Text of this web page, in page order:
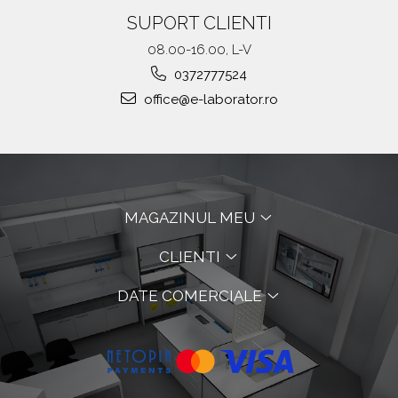
SUPORT CLIENTI
08.00-16.00, L-V
0372777524
office@e-laborator.ro
MAGAZINUL MEU
CLIENTI
DATE COMERCIALE